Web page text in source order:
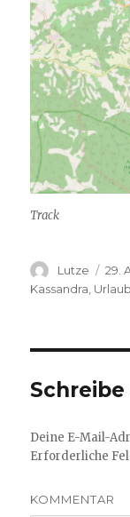
Track
Autor
Lutze
am
29.
Kassandra Urlaub
Deine E-Mail-
Erforderliche
KOMMENTAR